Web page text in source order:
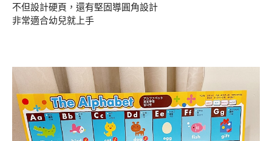
不但設計硬頁，還有堅固導圓角設計
非常適合幼兒就上手